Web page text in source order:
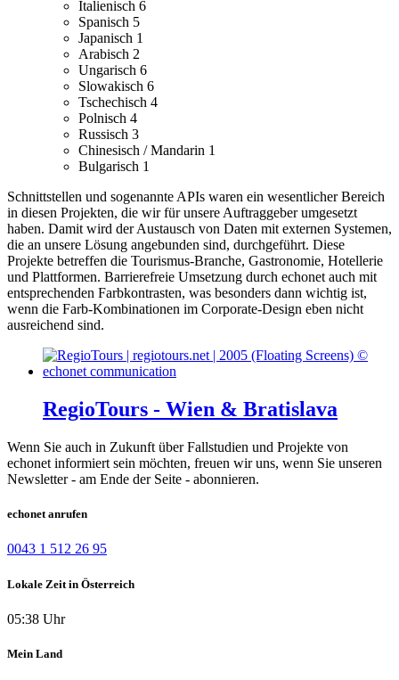
Italienisch 6
Spanisch 5
Japanisch 1
Arabisch 2
Ungarisch 6
Slowakisch 6
Tschechisch 4
Polnisch 4
Russisch 3
Chinesisch / Mandarin 1
Bulgarisch 1
Schnittstellen und sogenannte APIs waren ein wesentlicher Bereich
in diesen Projekten, die wir für unsere Auftraggeber umgesetzt
haben. Damit wird der Austausch von Daten mit externen Systemen,
die an unsere Lösung angebunden sind, durchgeführt. Diese
Projekte betreffen die Tourismus-Branche, Gastronomie, Hotellerie
und Plattformen. Barrierefreie Umsetzung durch echonet auch mit
entsprechenden Farbkontrasten, was besonders dann wichtig ist,
wenn die Farb-Kombinationen im Corporate-Design eben nicht
ausreichend sind.
RegioTours - Wien & Bratislava
Wenn Sie auch in Zukunft über Fallstudien und Projekte von
echonet informiert sein möchten, freuen wir uns, wenn Sie unseren
Newsletter - am Ende der Seite - abonnieren.
echonet anrufen
0043 1 512 26 95
Lokale Zeit in Österreich
05:38 Uhr
Mein Land